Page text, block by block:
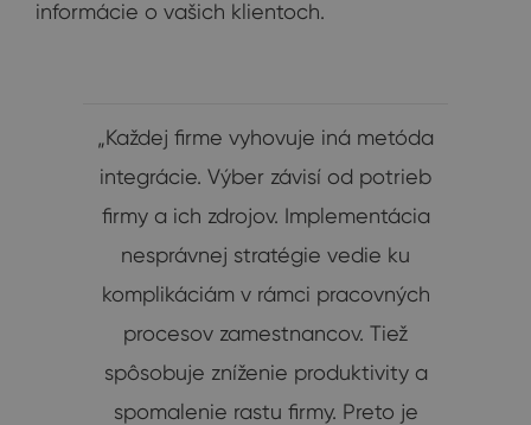
informácie o vašich klientoch.
„Každej firme vyhovuje iná metóda
integrácie. Výber závisí od potrieb
firmy a ich zdrojov. Implementácia
nesprávnej stratégie vedie ku
komplikáciám v rámci pracovných
procesov zamestnancov. Tiež
spôsobuje zníženie produktivity a
spomalenie rastu firmy. Preto je